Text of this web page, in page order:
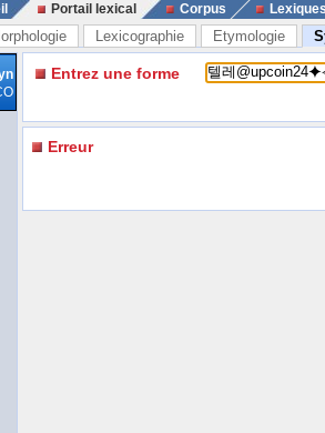
Portail lexical Corpus
Lexicographie Etymologie
Entrez une forme
Erreur